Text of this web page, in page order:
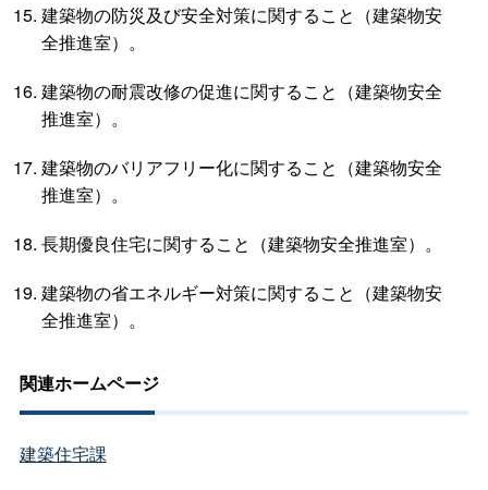
建築物の防災及び安全対策に関すること（建築物安
全推進室）。
建築物の耐震改修の促進に関すること（建築物安全
推進室）。
建築物のバリアフリー化に関すること（建築物安全
推進室）。
長期優良住宅に関すること（建築物安全推進室）。
建築物の省エネルギー対策に関すること（建築物安
全推進室）。
関連ホームページ
建築住宅課